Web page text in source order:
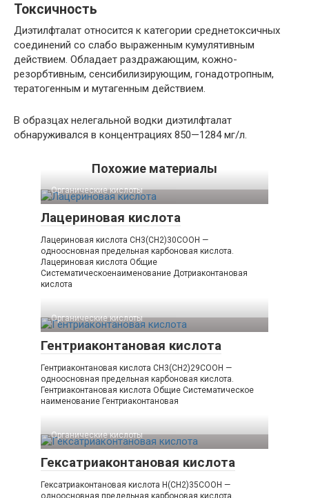
Токсичность
Диэтилфталат относится к категории среднетоксичных
соединений со слабо выраженным кумулятивным
действием. Обладает раздражающим, кожно-
резорбтивным, сенсибилизирующим, гонадотропным,
тератогенным и мутагенным действием.
В образцах нелегальной водки диэтилфталат
обнаруживался в концентрациях 850—1284 мг/л.
Похожие материалы
Органические кислоты‎
Лацериновая кислота
Лацериновая кислота CH3(CH2)30COOH —
одноосновная предельная карбоновая кислота.
Лацериновая кислота Общие
Систематическоенаименование Дотриаконтановая
кислота
Органические кислоты‎
Гентриаконтановая кислота
Гентриаконтановая кислота CH3(CH2)29COOH —
одноосновная предельная карбоновая кислота.
Гентриаконтановая кислота Общие Систематическое
наименование Гентриаконтановая
Органические кислоты‎
Гексатриаконтановая кислота
Гексатриаконтановая кислота H(CH2)35COOH —
одноосновная предельная карбоновая кислота.